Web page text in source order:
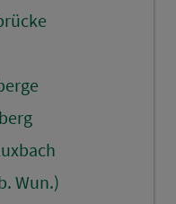
Wun.)